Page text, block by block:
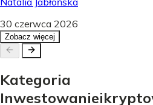
30 czerwca 2026
Zobacz więcej
Kategoria
Inwestowaniei